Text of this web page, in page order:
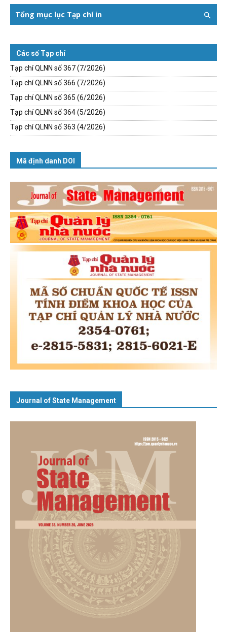
Tổng mục lục Tạp chí in
Các số Tạp chí
Tạp chí QLNN số 367 (7/2026)
Tạp chí QLNN số 366 (7/2026)
Tạp chí QLNN số 365 (6/2026)
Tạp chí QLNN số 364 (5/2026)
Tạp chí QLNN số 363 (4/2026)
Mã định danh DOI
Journal of State Management